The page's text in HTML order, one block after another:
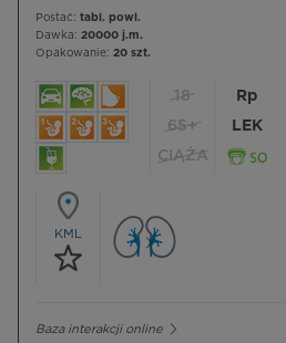
Postać: tabl. powl.
Dawka: 20000 j.m.
Opakowanie: 20 szt.
18
65+
CIĄŻA
Rp
LEK
KML
Baza interakcji online